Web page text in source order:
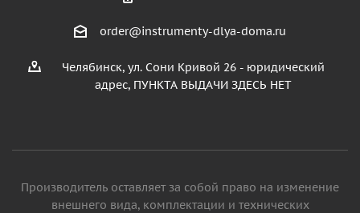
order@instrumenty-dlya-doma.ru
Челябинск, ул. Сони Кривой 26 - юридический
адрес, ПУНКТА ВЫДАЧИ ЗДЕСЬ НЕТ
Производитель оставляет за собой право на изменение
внешнего вида, комплектации и технических